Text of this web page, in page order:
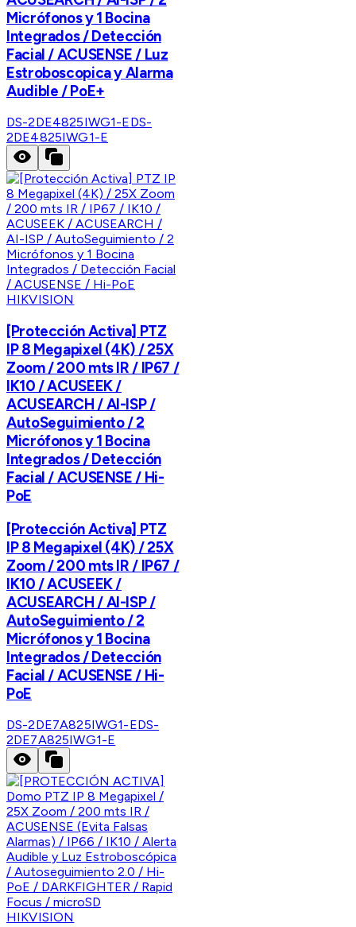
Micrófonos y 1 Bocina
Integrados / Detección
Facial / ACUSENSE / Luz
Estroboscopica y Alarma
Audible / PoE+
DS-2DE4825IWG1-EDS-
2DE4825IWG1-E
HIKVISION
[Protección Activa] PTZ
IP 8 Megapixel (4K) / 25X
Zoom / 200 mts IR / IP67 /
IK10 / ACUSEEK /
ACUSEARCH / AI-ISP /
AutoSeguimiento / 2
Micrófonos y 1 Bocina
Integrados / Detección
Facial / ACUSENSE / Hi-
PoE
[Protección Activa] PTZ
IP 8 Megapixel (4K) / 25X
Zoom / 200 mts IR / IP67 /
IK10 / ACUSEEK /
ACUSEARCH / AI-ISP /
AutoSeguimiento / 2
Micrófonos y 1 Bocina
Integrados / Detección
Facial / ACUSENSE / Hi-
PoE
DS-2DE7A825IWG1-EDS-
2DE7A825IWG1-E
HIKVISION